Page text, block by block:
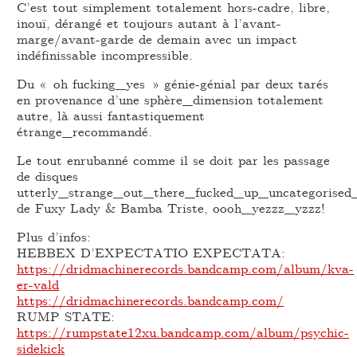
C’est tout simplement totalement hors-cadre, libre,
inouï, dérangé et toujours autant à l’avant-
marge/avant-garde de demain avec un impact
indéfinissable incompressible.
Du « oh fucking_yes » génie-génial par deux tarés
en provenance d’une sphère_dimension totalement
autre, là aussi fantastiquement
étrange_recommandé.
Le tout enrubanné comme il se doit par les passage
de disques
de Fuxy Lady & Bamba Triste, oooh_yezzz_yzzz!
Plus d’infos:
HEBBEX D’EXPECTATIO EXPECTATA:
https://dridmachinerecords.bandcamp.com/album/kva-
er-vald
https://dridmachinerecords.bandcamp.com/
RUMP STATE:
https://rumpstate12xu.bandcamp.com/album/psychic-
sidekick